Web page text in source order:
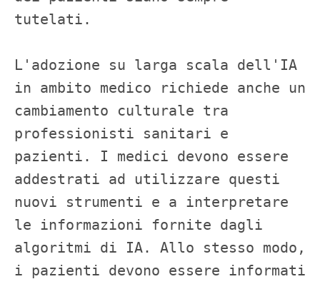
tutelati.
L'adozione su larga scala dell'IA
in ambito medico richiede anche un
cambiamento culturale tra
professionisti sanitari e
pazienti. I medici devono essere
addestrati ad utilizzare questi
nuovi strumenti e a interpretare
le informazioni fornite dagli
algoritmi di IA. Allo stesso modo,
i pazienti devono essere informati